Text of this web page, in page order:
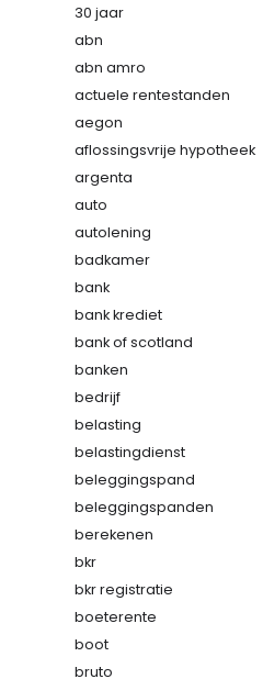
30 jaar
abn
abn amro
actuele rentestanden
aegon
aflossingsvrije hypotheek
argenta
auto
autolening
badkamer
bank
bank krediet
bank of scotland
banken
bedrijf
belasting
belastingdienst
beleggingspand
beleggingspanden
berekenen
bkr
bkr registratie
boeterente
boot
bruto